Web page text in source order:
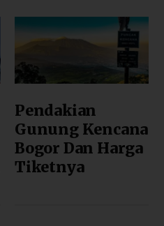
Pendakian
Gunung Kencana
Bogor Dan Harga
Tiketnya